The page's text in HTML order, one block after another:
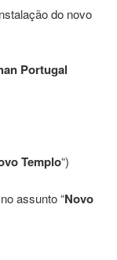
do novo
Portugal
Templo“)
assunto “Novo